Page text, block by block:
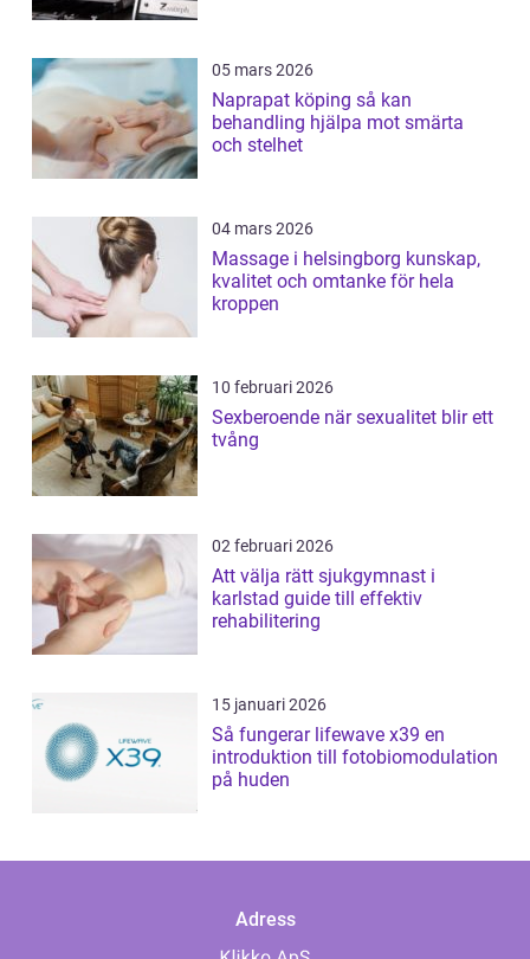
05 mars 2026
Naprapat köping så kan
behandling hjälpa mot smärta
och stelhet
04 mars 2026
Massage i helsingborg kunskap,
kvalitet och omtanke för hela
kroppen
10 februari 2026
Sexberoende när sexualitet blir ett
tvång
02 februari 2026
Att välja rätt sjukgymnast i
karlstad guide till effektiv
rehabilitering
15 januari 2026
Så fungerar lifewave x39 en
introduktion till fotobiomodulation
på huden
Adress